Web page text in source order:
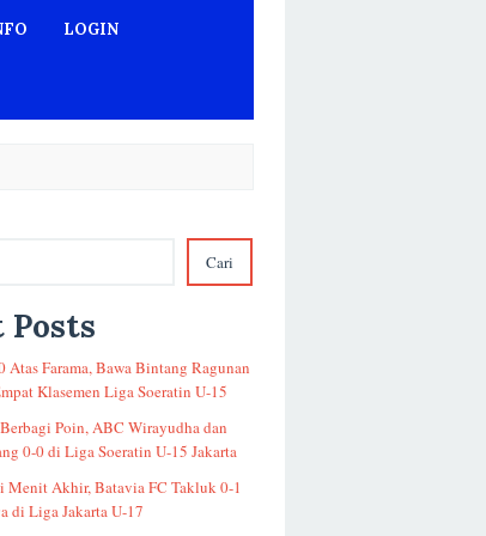
LOGIN
Cari
Posts
Atas Farama, Bawa Bintang Ragunan
Klasemen Liga Soeratin U-15
Poin, ABC Wirayudha dan
0-0 di Liga Soeratin U-15 Jakarta
Menit Akhir, Batavia FC Takluk 0-1
di Liga Jakarta U-17